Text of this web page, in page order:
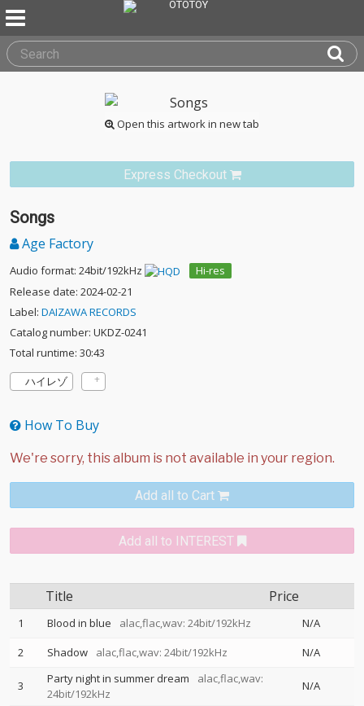
Open this artwork in new tab
Express Checkout
Songs
Age Factory
Audio format: 24bit/192kHz
Hi-res
Release date: 2024-02-21
Label: DAIZAWA RECORDS
Catalog number: UKDZ-0241
Total runtime: 30:43
ハイレゾ
How To Buy
Add all to Cart
Add all to INTEREST
Title Price
1 Blood in blue alac,flac,wav: 24bit/192kHz
N/A
2
Shadow alac,flac,wav: 24bit/192kHz N/A
3 Party night in summer dream
alac,flac,wav:
24bit/192kHz
N/A